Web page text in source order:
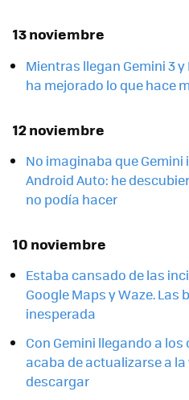
13 noviembre
Mientras llegan Gemini 3
ha mejorado lo que hace
12 noviembre
No imaginaba que
Android Auto: he
no podía hacer
10 noviembre
Estaba cansado de las
Google Maps y Waze. Las
inesperada
Con Gemini llegando a
acaba de actualizarse a la
descargar